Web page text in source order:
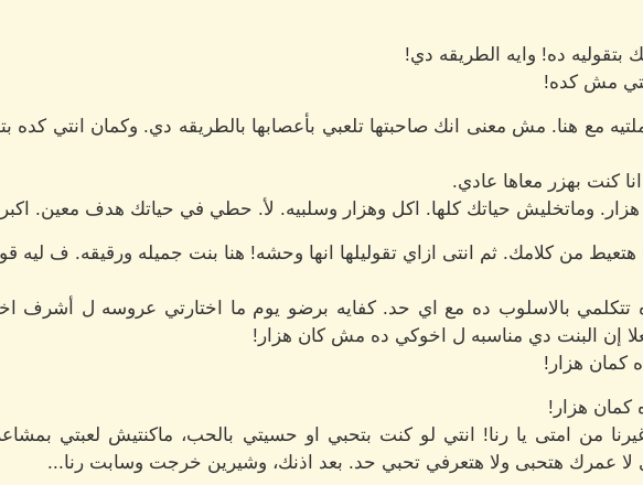
بتقوليه ده! وايه الطريقه دي!
مش كده!
مع هنا. مش معنى انك صاحبتها تلعبي بأعصابها بالطريقه دي. وكمان انتي كده
كنت بهزر معاها عادي.
وماتخليش حياتك كلها. اكل وهزار وسلبيه. لأ. حطي في حياتك هدف معين.
من كلامك. ثم انتى ازاي تقوليلها انها وحشه! هنا بنت جميله ورقيقه. ف ليه
تتكلمي بالاسلوب ده مع اي حد. كفايه برضو يوم ما اختارتي عروسه ل أشرف
إن البنت دي مناسبه ل اخوكي ده مش كان هزار!
كمان هزار!
كمان هزار!
من امتى يا رنا! انتي لو كنت بتحبي او حسيتي بالحب، ماكنتيش لعبتي
لا عمرك هتحبى ولا هتعرفي تحبي حد. بعد اذنك، وشيرين خرجت وسابت رنا...